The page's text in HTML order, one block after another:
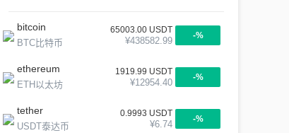
bitcoin
BTC比特币
65003.00 USDT
¥438582.99 -%
ethereum
ETH以太坊
1919.99 USDT
¥12954.40 -%
tether
USDT泰达币
0.9993 USDT
¥6.74 -%